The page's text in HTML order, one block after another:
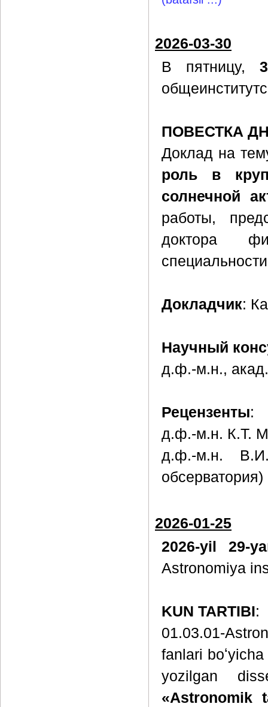
2026-03-30
В пятницу,
ПОВЕСТКА
Доклад на
роль в
солнечной
работы,
доктора
Докладчик:
Научный
д.ф.-м.н.,
Рецензенты:
д.ф.-м.н. К.Т.
д.ф.-м.н. В.И.
обсерватория)
2026-01-25
2026-yil 29-
Astronomiya
KUN TARTIBI:
01.03.01-
fanlari
yozilgan
«Astronomik